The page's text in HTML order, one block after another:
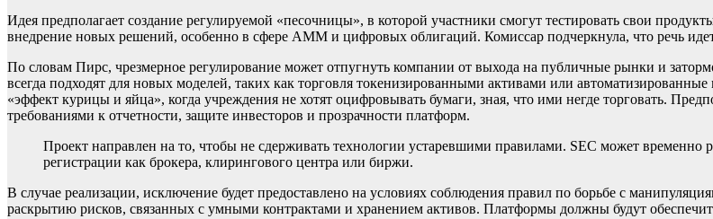
Идея предполагает создание регулируемой «песочницы», в которой участники смогут тестировать свои
внедрение новых решений, особенно в сфере AMM и цифровых облигаций. Комиссар подчеркнула, что речь
По словам Пирс, чрезмерное регулирование может отпугнуть компании от выхода на публичные рынки и
всегда подходят для новых моделей, таких как торговля токенизированными активами или
«эффект курицы и яйца», когда учреждения не хотят оцифровывать бумаги, зная, что ими негде торговать.
требованиями к отчетности, защите инвесторов и прозрачности платформ.
Проект направлен на то, чтобы не сдерживать технологии устаревшими правилами. SEC может временно
регистрации как брокера, клирингового центра или биржи.
В случае реализации, исключение будет предоставлено на условиях соблюдения правил по борьбе с
раскрытию рисков, связанных с умными контрактами и хранением активов. Платформы должны будут